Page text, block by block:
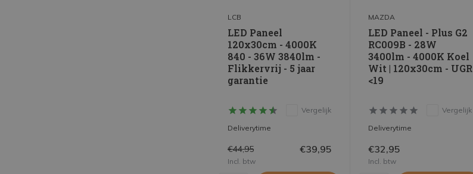
LCB
LED Paneel
120x30cm - 4000K
840 - 36W 3840lm -
Flikkervrij - 5 jaar
garantie
Vergelijk
Deliverytime
€44,95 €39,95
Incl. btw
MAZDA
LED Paneel - Plus G2
RC009B - 28W
3400lm - 4000K Koel
Wit | 120x30cm - UGR
<19
Vergelijk
Deliverytime
€32,95
Incl. btw